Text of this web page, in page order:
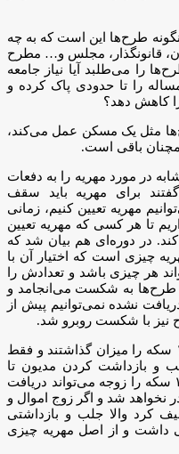
طرح‌ها این است که به چه
قانونگذار، مجلس و… مطرح
را می‌طلبد آیا نیاز جامعه
را تا حدودی پاک کرده و
کاهش دهد؟
مثل یک مسکن عمل می‌کند،
باقی است.
در مورد مهریه را به دفعات
برای مهریه باید سقف
مهریه تعیین کنیم، زمانی
تا هر کسی که مهریه تعیین
در دوره‌ای هم بیان شد که
چیزی است که اختیار آن با
هر چیزی باشد و تعدادش را
طرح‌ها به شکست می‌انجامد و
نشده نمی‌توانیم پیش از
نیز با شکست روبرو شد.
وی یادآور شد: در قانون جدید طرح‌ ۱۱۰ سکه را میزان گذاشتند و فقط
و بازداشت کردن مدیون تا
حدودی متفاوت عمل می‌شود که تا ۱۱۰ سکه را زوجه می‌تواند دریافت
نخواهد شد و اگر زوج اموال و
کرد والا جلب و بازداشتی
داشت و از اصل مهریه چیزی